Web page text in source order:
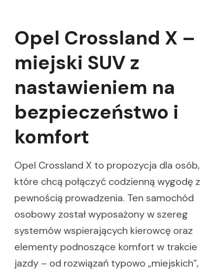
Opel Crossland X –
miejski SUV z
nastawieniem na
bezpieczeństwo i
komfort
Opel Crossland X to propozycja dla osób,
które chcą połączyć codzienną wygodę z
pewnością prowadzenia. Ten samochód
osobowy został wyposażony w szereg
systemów wspierających kierowcę oraz
elementy podnoszące komfort w trakcie
jazdy – od rozwiązań typowo „miejskich”,